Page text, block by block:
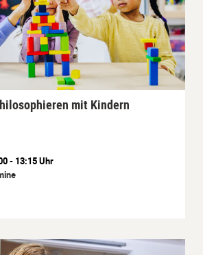
mit Kindern
- 13:15 Uhr